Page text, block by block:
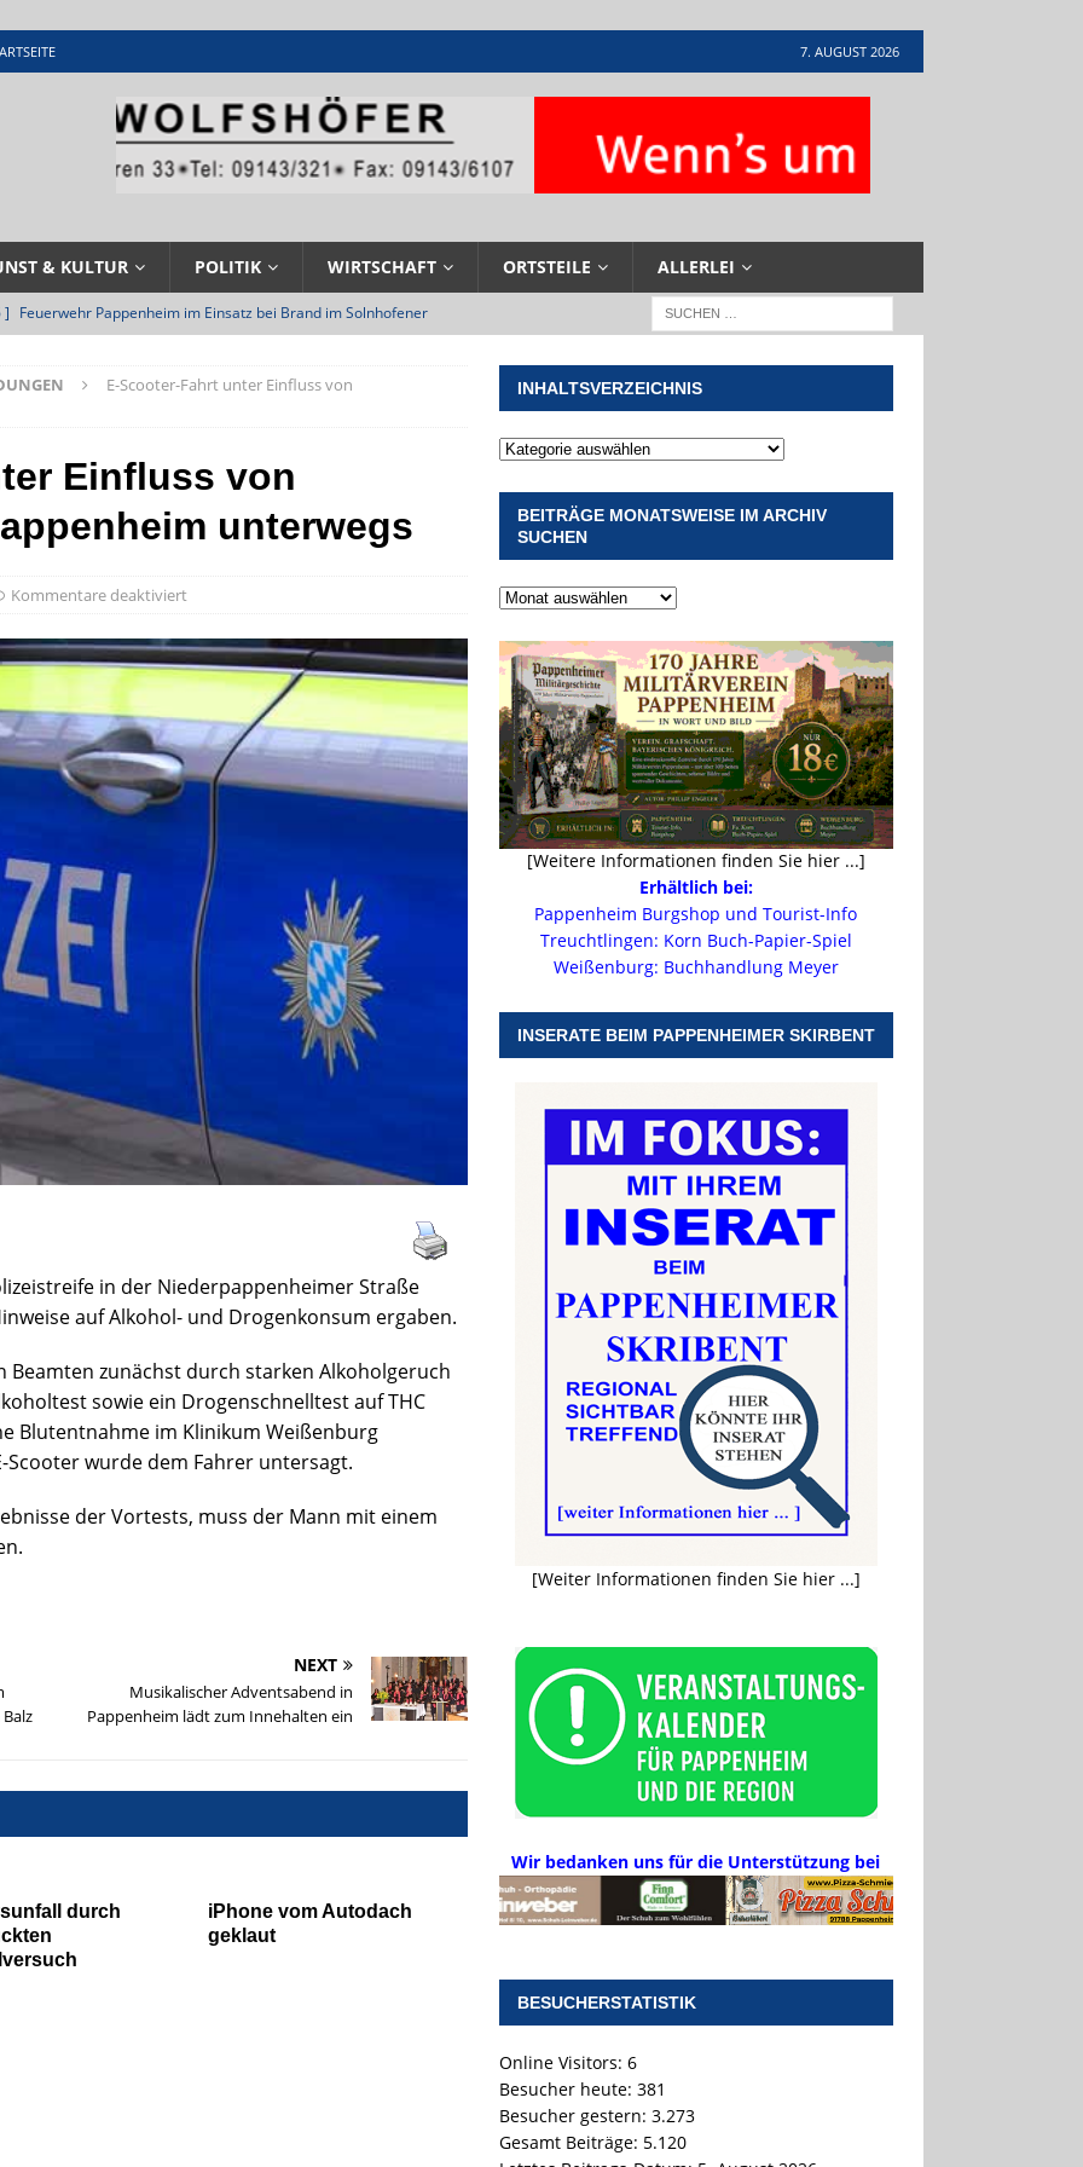
7. AUGUST 2026
& KULTUR POLITIK WIRTSCHAFT ORTSTEILE ALLERLEI
] Feuerwehr Pappenheim im Einsatz bei Brand im Solnhofener
] Militärgeschichte paddelt in Pappenheim bis heute mit
] Pappenheim erlebt Hubert Aiwanger mit Botschaften die
] Neue Naturparkführer verstärken das Angebot im Altmühltal
] Stellenangebot beim Wasserzweckverband links der Altmühl
E-Scooter-Fahrt unter Einfluss von
Einfluss von
unterwegs
Kommentare deaktiviert
in der Niederpappenheimer Straße
auf Alkohol- und Drogenkonsum ergaben.
Beamten zunächst durch starken Alkoholgeruch
sowie ein Drogenschnelltest auf THC
Blutentnahme im Klinikum Weißenburg
wurde dem Fahrer untersagt.
der Vortests, muss der Mann mit einem
NEXT
Musikalischer Adventsabend in
Pappenheim lädt zum Innehalten ein
durch
iPhone vom Autodach
geklaut
INHALTSVERZEICHNIS
BEITRÄGE MONATSWEISE IM ARCHIV
SUCHEN
[Weitere Informationen finden Sie hier ...]
Erhältlich bei:
Pappenheim Burgshop und Tourist-Info
Treuchtlingen: Korn Buch-Papier-Spiel
Weißenburg: Buchhandlung Meyer
INSERATE BEIM PAPPENHEIMER SKIRBENT
[Weiter Informationen finden Sie hier ...]
Wir bedanken uns für die Unterstützung bei
BESUCHERSTATISTIK
Online Visitors: 6
Besucher heute: 381
Besucher gestern: 3.273
Gesamt Beiträge: 5.120